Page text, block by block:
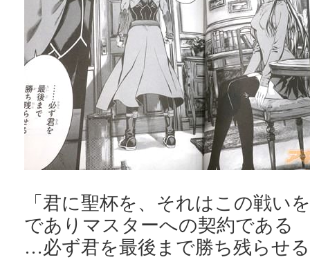
「君に聖杯を、それはこの戦い
でありマスターへの契約である
…必ず君を最後まで勝ち残らせ